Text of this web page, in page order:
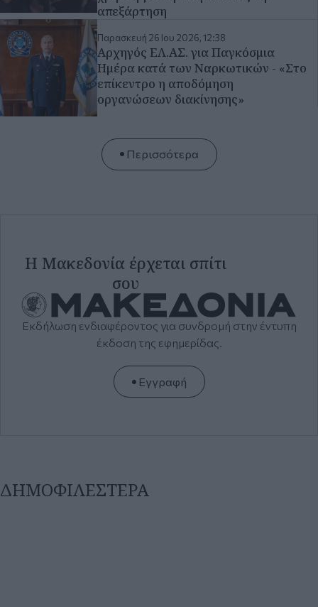
Περισσότερα
Η Μακεδονία έρχεται σπίτι
σου
Εγγραφή
ΔΗΜΟΦΙΛΕΣΤΕΡΑ